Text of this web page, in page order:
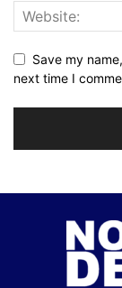
Save my
next time I